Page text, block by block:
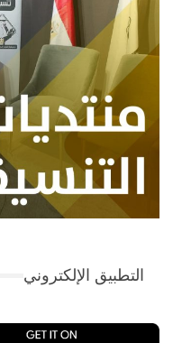
التطبيق الإلكتروني